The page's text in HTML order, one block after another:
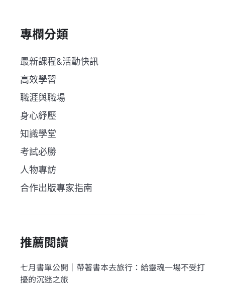
專欄分類
最新課程&活動快訊
高效學習
職涯與職場
身心紓壓
知識學堂
考試必勝
人物專訪
合作出版專家指南
推薦閱讀
七月書單公開｜帶著書本去旅行：給靈魂一場不受打
擾的沉迷之旅